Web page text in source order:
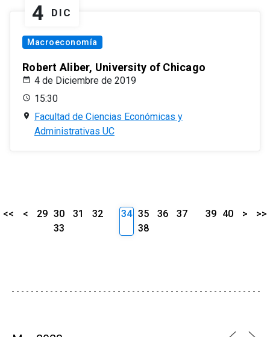
4 DIC
Macroeconomía
Robert Aliber, University of Chicago
4 de Diciembre de 2019
15:30
Facultad de Ciencias Económicas y
Administrativas UC
<< < 29 30 31
32
33
34 35 36
37
38
39 40 > >>